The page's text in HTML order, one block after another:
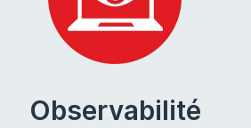
Observabilité